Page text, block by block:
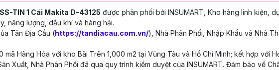
TIN 1 Cái Makita D-43125 được phân phối bởi INSUMART, Kho hàng linh kiện,
năng lượng, dầu khí và hàng hải.
Tân Địa Cầu (https://tandiacau.com.vn/), Nhà Phân Phối, Nhập Khẩu và Nhà
mã Hàng Hóa với kho Bãi Trên 1,000 m2 tại Vũng Tàu và Hồ Chí Minh; kết hợp với
Xuất, Nhà Phân Phối đã qua quy trình kiểm duyệt của INSUMART. Đảm bảo về